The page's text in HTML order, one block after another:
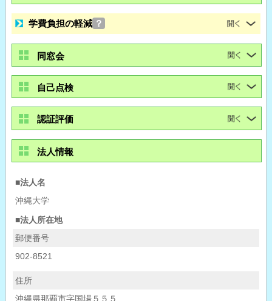
学費負担の軽減 ？
同窓会
自己点検
認証評価
法人情報
■法人名
沖縄大学
■法人所在地
郵便番号
902-8521
住所
沖縄県那覇市字国場５５５